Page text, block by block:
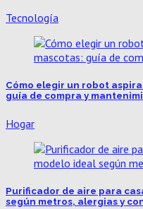
Tecnología
Cómo elegir un robot
guía de compra y
Hogar
Purificador de aire para
según metros, alergias y